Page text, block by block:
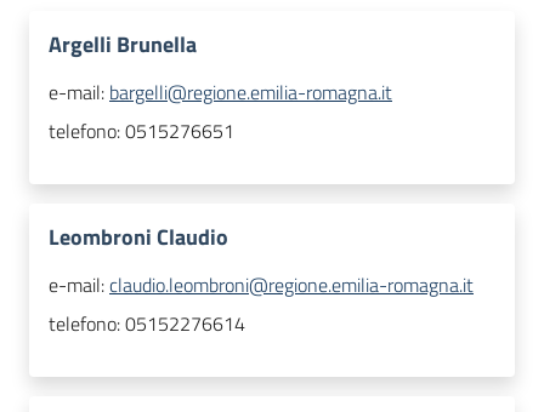
Argelli Brunella
e-mail: bargelli@regione.emilia-romagna.it
telefono:0515276651
Leombroni Claudio
e-mail:claudio.leombroni@regione.emilia-romagna.it
telefono:05152276614